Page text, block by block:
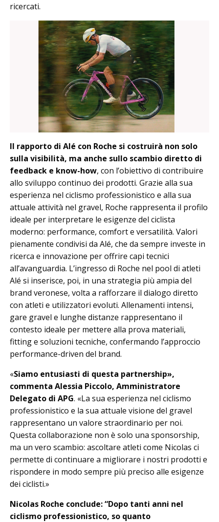
ricercati.
Il rapporto di Alé con Roche si costruirà non solo
sulla visibilità, ma anche sullo scambio diretto di
feedback e know-how, con l’obiettivo di contribuire
allo sviluppo continuo dei prodotti. Grazie alla sua
esperienza nel ciclismo professionistico e alla sua
attuale attività nel gravel, Roche rappresenta il profilo
ideale per interpretare le esigenze del ciclista
moderno: performance, comfort e versatilità. Valori
pienamente condivisi da Alé, che da sempre investe in
ricerca e innovazione per offrire capi tecnici
all’avanguardia. L’ingresso di Roche nel pool di atleti
Alé si inserisce, poi, in una strategia più ampia del
brand veronese, volta a rafforzare il dialogo diretto
con atleti e utilizzatori evoluti. Allenamenti intensi,
gare gravel e lunghe distanze rappresentano il
contesto ideale per mettere alla prova materiali,
fitting e soluzioni tecniche, confermando l’approccio
performance-driven del brand.
«Siamo entusiasti di questa partnership»,
commenta Alessia Piccolo, Amministratore
Delegato di APG. «La sua esperienza nel ciclismo
professionistico e la sua attuale visione del gravel
rappresentano un valore straordinario per noi.
Questa collaborazione non è solo una sponsorship,
ma un vero scambio: ascoltare atleti come Nicolas ci
permette di continuare a migliorare i nostri prodotti e
rispondere in modo sempre più preciso alle esigenze
dei ciclisti.»
Nicolas Roche conclude: “Dopo tanti anni nel
ciclismo professionistico, so quanto